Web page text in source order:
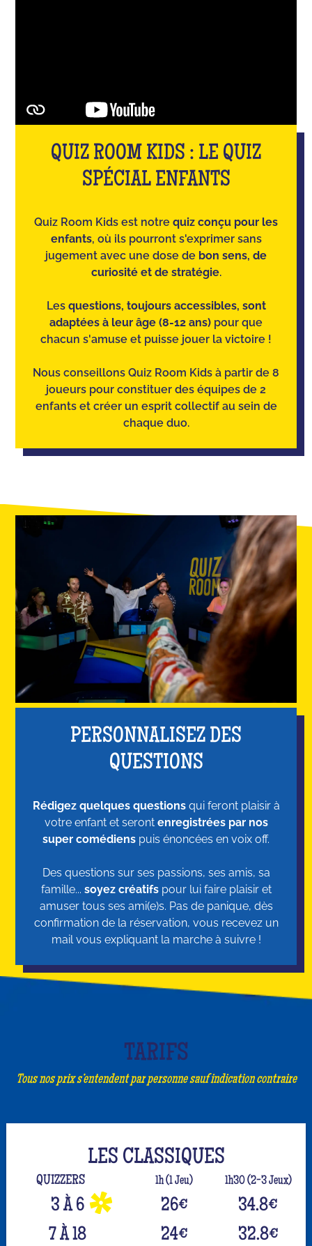
QUIZ ROOM KIDS : LE QUIZ
SPÉCIAL ENFANTS
Quiz Room Kids est notre quiz conçu pour les
enfants, où ils pourront s'exprimer sans
jugement avec une dose de bon sens, de
curiosité et de stratégie.
Les questions, toujours accessibles, sont
adaptées à leur âge (8-12 ans) pour que
chacun s'amuse et puisse jouer la victoire !
Nous conseillons Quiz Room Kids à partir de 8
joueurs pour constituer des équipes de 2
enfants et créer un esprit collectif au sein de
chaque duo.
PERSONNALISEZ DES
QUESTIONS
Rédigez quelques questionsqui feront plaisir à
votre enfant et seront enregistrées par nos
super comédiens puis énoncées en voix off.
Des questions sur ses passions, ses amis, sa
famille... soyez créatifspour lui faire plaisir et
amuser tous ses ami(e)s. Pas de panique, dès
confirmation de la réservation, vous recevez un
mail vous expliquant la marche à suivre !
TARIFS
Tous nos prix s’entendent par personne sauf indication contraire
LES CLASSIQUES
QUIZZERS 1h (1 Jeu) 1h30 (2-3 Jeux)
3 À 6 26€ 34.8€
7 À 18
24€ 32.8€